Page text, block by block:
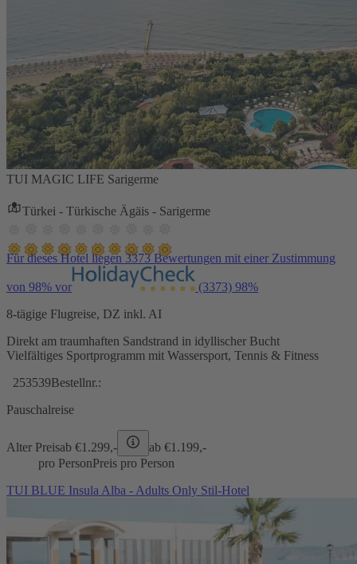
TUI MAGIC LIFE Sarigerme
Türkei - Türkische Ägäis - Sarigerme
Für dieses Hotel liegen 3373 Bewertungen mit einer Zustimmung
von 98% vor (3373) 98%
8-tägige Flugreise, DZ inkl. AI
Direkt am traumhaften Sandstrand in idyllischer Bucht
Vielfältiges Sportprogramm mit Wassersport, Tennis & Fitness
253539Bestellnr.:
Pauschalreise
Alter Preisab €1.299,- ab €1.199,-
pro PersonPreis pro Person
TUI BLUE Insula Alba - Adults Only Stil-Hotel